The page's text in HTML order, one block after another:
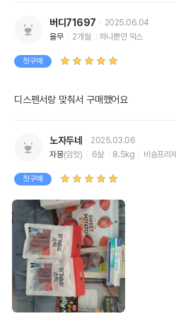
버디71697
2025.06.04
율무
2개월 하나뿐인 믹스
첫구매
디스펜서랑 맞춰서 구매했어요
노자두네
2025.03.06
자몽(암컷) 6살 8.5kg 비숑프리제
첫구매